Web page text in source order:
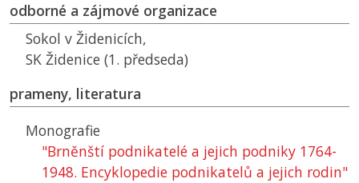
odborné a zájmové organizace
Sokol v Židenicích,
SK Židenice (1. předseda)
prameny, literatura
Monografie
"Brněnští podnikatelé a jejich podniky 1764-
1948. Encyklopedie podnikatelů a jejich rodin"